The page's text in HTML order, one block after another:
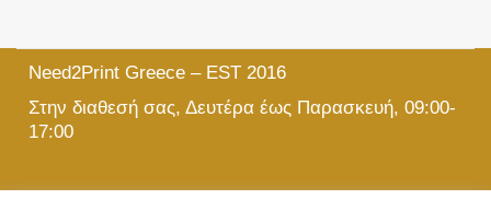
Need2Print Greece – EST 2016
Στην διαθεσή σας, Δευτέρα έως Παρασκευή, 09:00-
17:00